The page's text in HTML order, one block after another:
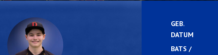
GEB.
DATUM
BATS /